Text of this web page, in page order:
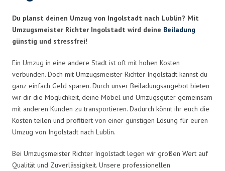
Du planst deinen Umzug von Ingolstadt nach Lublin? Mit
Umzugsmeister Richter Ingolstadt wird deine Beiladung
günstig und stressfrei!
Ein Umzug in eine andere Stadt ist oft mit hohen Kosten
verbunden. Doch mit Umzugsmeister Richter Ingolstadt kannst du
ganz einfach Geld sparen. Durch unser Beiladungsangebot bieten
wir dir die Möglichkeit, deine Möbel und Umzugsgüter gemeinsam
mit anderen Kunden zu transportieren. Dadurch könnt ihr euch die
Kosten teilen und profitiert von einer günstigen Lösung für euren
Umzug von Ingolstadt nach Lublin.
Bei Umzugsmeister Richter Ingolstadt legen wir großen Wert auf
Qualität und Zuverlässigkeit. Unsere professionellen